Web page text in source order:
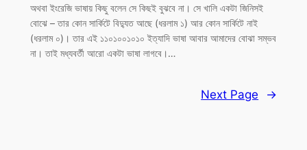
অথবা ইংরেজি ভাষায় কিছু বলেন সে কিছই বুঝবে না। সে খালি একটা জিনিসই
বোঝে – তার কোন সার্কিটে বিদ্যুত আছে (ধরলাম ১) আর কোন সার্কিটে নাই
(ধরলাম ০)। তার এই ১১০১০০১০১০ ইত্যাদি ভাষা আবার আমাদের বোঝা সম্ভব
না। তাই মধ্যবর্তী আরো একটা ভাষা লাগবে।…
Next Page →